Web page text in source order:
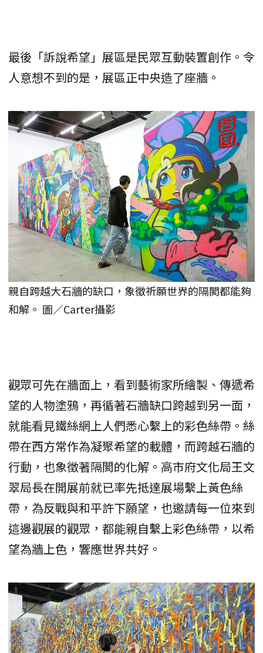
最後「訴說希望」展區是民眾互動裝置創作。令
人意想不到的是，展區正中央造了座牆。
親自跨越大石牆的缺口，象徵祈願世界的隔閡都能夠
和解。 圖／Carter攝影
觀眾可先在牆面上，看到藝術家所繪製、傳遞希
望的人物塗鴉，再循著石牆缺口跨越到另一面，
就能看見鐵絲網上人們悉心繫上的彩色絲帶。絲
帶在西方常作為凝聚希望的載體，而跨越石牆的
行動，也象徵著隔閡的化解。高市府文化局王文
翠局長在開展前就已率先抵達展場繫上黃色絲
帶，為反戰與和平許下願望，也邀請每一位來到
這邊觀展的觀眾，都能親自繫上彩色絲帶，以希
望為牆上色，響應世界共好。